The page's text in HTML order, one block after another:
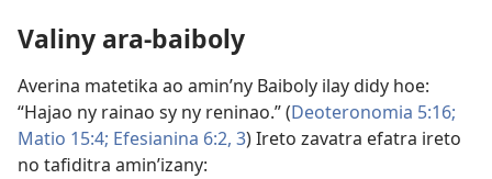
Valiny ara-baiboly
Averina matetika ao amin’ny Baiboly ilay didy hoe:
“Hajao ny rainao sy ny reninao.” (Deoteronomia 5:16;
Matio 15:4; Efesianina 6:2, 3) Ireto zavatra efatra ireto
no tafiditra amin’izany: